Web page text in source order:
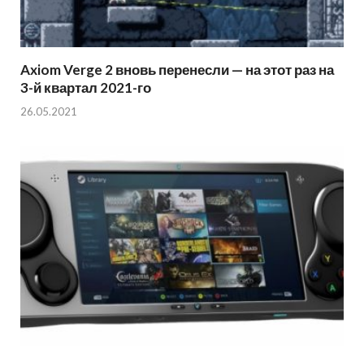
Axiom Verge 2 вновь перенесли — на этот раз на
3-й квартал 2021-го
26.05.2021